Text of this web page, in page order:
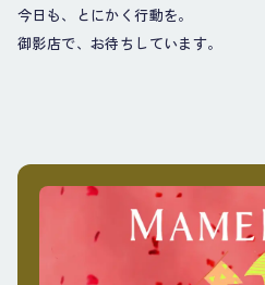
今日も、とにかく行動を。
御影店で、お待ちしています。